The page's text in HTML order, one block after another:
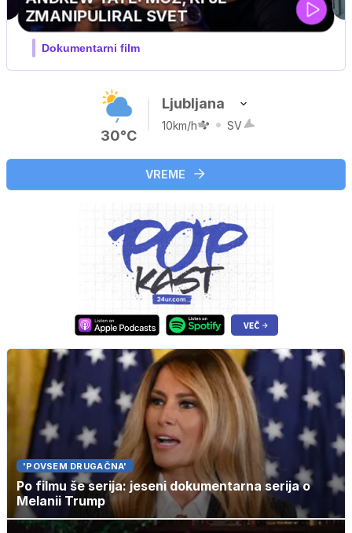
30°C
Ljubljana
10km/h SV
VREME
'POVSEM DRUGAČNA'
Po filmu še serija: jeseni dokumentarna serija o
Melanii Trump